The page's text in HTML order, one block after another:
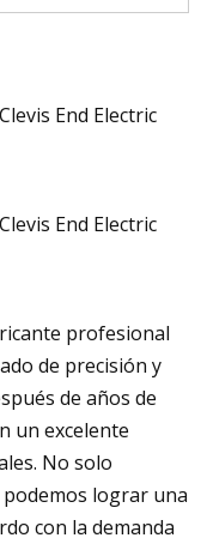
profesional
de precisión y
de años de
un excelente
No solo
lograr una
con la demanda